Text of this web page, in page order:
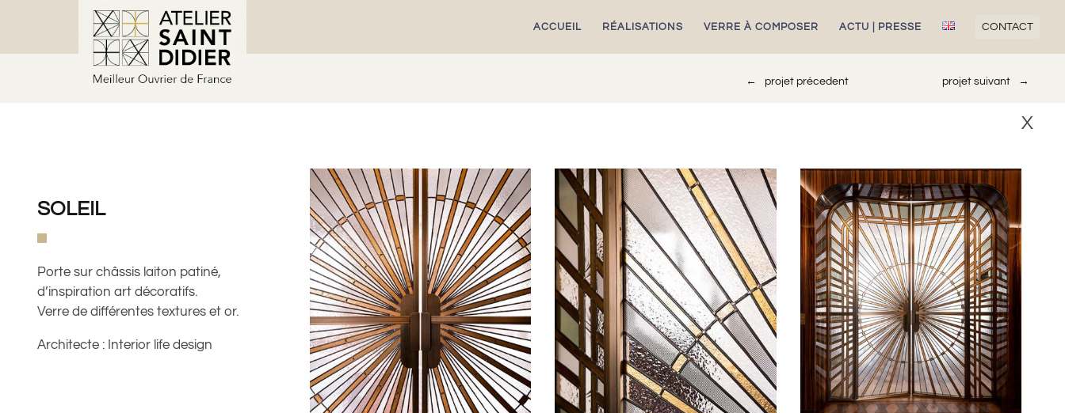
ACCUEIL RÉALISATIONS VERRE À COMPOSER ACTU | PRESSE CONTACT
←
projet suivant
projet précedent
→
X
SOLEIL
Porte sur châssis laiton patiné,
d’inspiration art décoratifs.
Verre de différentes textures et or.
Architecte : Interior life design